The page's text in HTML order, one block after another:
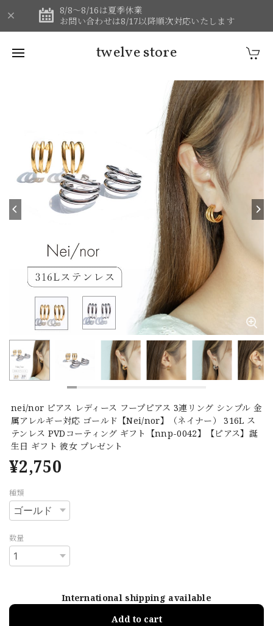
8/8～8/16は夏季休業
お問い合わせは8/17以降順次対応いたします
twelve store
nei/nor ピアス レディース フープピアス 3連リング シンプル 金
属アレルギー対応 ゴールド【Nei/nor】（ネイナー） 316L ス
テンレス PVDコーティング ギフト【nnp-0042】【ピアス】誕
生日 ギフト 彼女 プレゼント
¥2,750
種類
数量
International shipping available
Add to cart